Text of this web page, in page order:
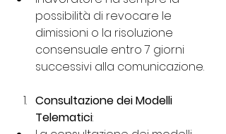
possibilità di revocare le
dimissioni o la risoluzione
consensuale entro 7 giorni
successivi alla comunicazione.
Consultazione dei Modelli
Telematici: